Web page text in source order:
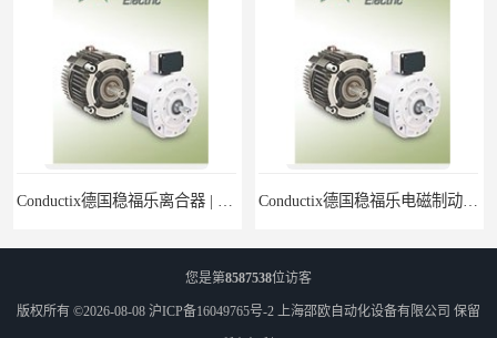
您是第8587538位访客
版权所有 ©2026-08-08 沪ICP备16049765号-2 上海邵欧自动化设备有限公司 保留